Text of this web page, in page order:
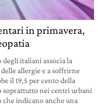
in primavera,
italiani associa la
allergie e a soffrirne
il 19,5 per cento della
soprattutto nei centri urbani
che indicano anche una